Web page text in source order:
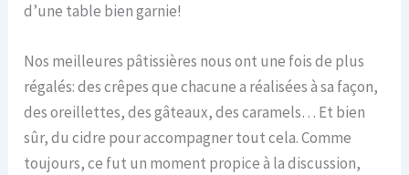
d’une table bien garnie!
Nos meilleures pâtissières nous ont une fois de plus
régalés: des crêpes que chacune a réalisées à sa façon,
des oreillettes, des gâteaux, des caramels… Et bien
sûr, du cidre pour accompagner tout cela. Comme
toujours, ce fut un moment propice à la discussion,